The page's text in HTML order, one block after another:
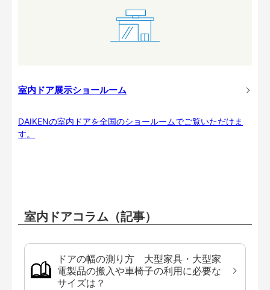
室内ドア展示ショールーム
DAIKENの室内ドアを全国のショールームでご覧いただけま
す。
室内ドアコラム（記事）
ドアの幅の測り方 大型家具・大型家
電製品の搬入や車椅子の利用に必要な
サイズは？